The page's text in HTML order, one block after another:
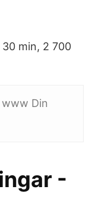
min, 2 700
Din
-